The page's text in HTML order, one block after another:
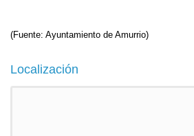
(Fuente: Ayuntamiento de Amurrio)
Localización